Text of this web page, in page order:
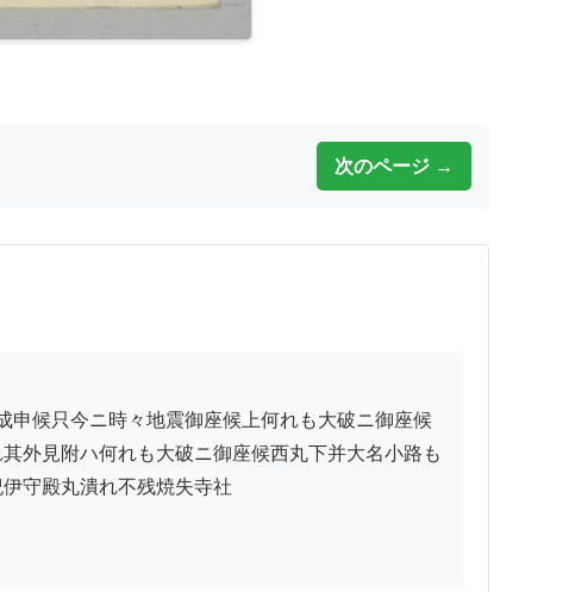
次のページ →
外見附ハ何れも大破ニ御座候西丸下并大名小路も
守殿丸潰れ不残焼失寺社